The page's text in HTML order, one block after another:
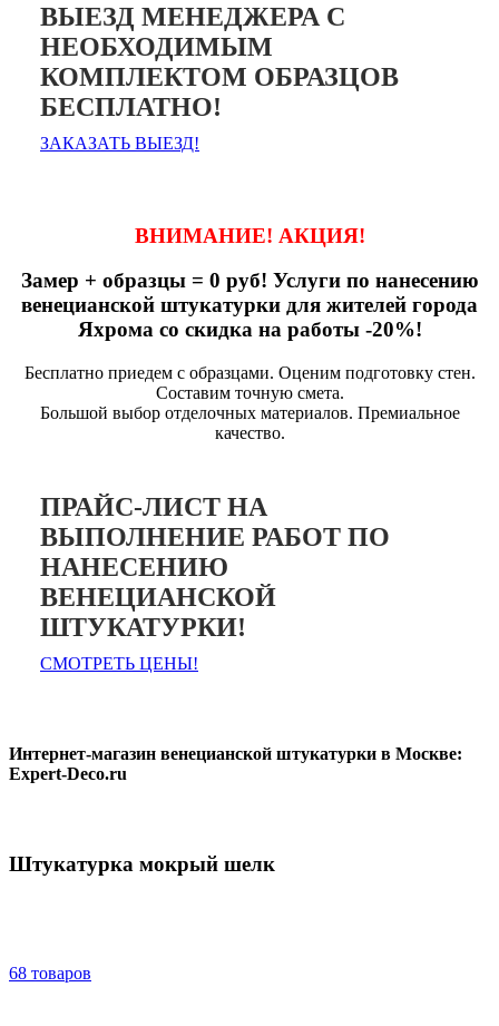
ВЫЕЗД МЕНЕДЖЕРА С
НЕОБХОДИМЫМ
КОМПЛЕКТОМ ОБРАЗЦОВ
БЕСПЛАТНО!
ЗАКАЗАТЬ ВЫЕЗД!
ВНИМАНИЕ! АКЦИЯ!
Замер + образцы = 0 руб! Услуги по нанесению
венецианской штукатурки для жителей города
Яхрома со скидка на работы -20%!
Бесплатно приедем с образцами. Оценим подготовку стен.
Составим точную смета.
Большой выбор отделочных материалов. Премиальное
качество.
ПРАЙС-ЛИСТ НА
ВЫПОЛНЕНИЕ РАБОТ ПО
НАНЕСЕНИЮ
ВЕНЕЦИАНСКОЙ
ШТУКАТУРКИ!
СМОТРЕТЬ ЦЕНЫ!
Интернет-магазин венецианской штукатурки в Москве:
Expert-Deco.ru
Штукатурка мокрый шелк
68 товаров